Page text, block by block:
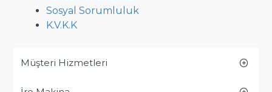
Sosyal Sorumluluk
K.V.K.K
Müşteri Hizmetleri